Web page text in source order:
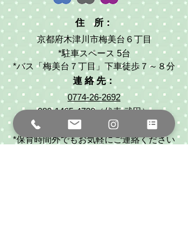
住 所：
京都府木津川市梅美台６丁目
*駐車スペース 5台
*バス「梅美台７丁目」下車徒歩７～８分
連 絡 先：
0774-26-2692
080-1465-4720（代表:武田）
ouchihoiku2017sora@gmail.com
*保育時間外でもお気軽にご連絡ください